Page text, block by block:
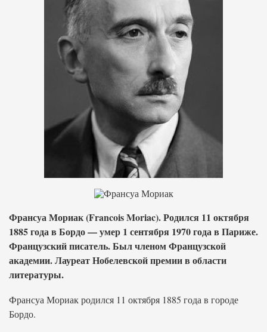
Франсуа Мориак (Francois Moriac). Родился 11 октября
1885 года в Бордо — умер 1 сентября 1970 года в Париже.
Французский писатель. Был членом Французской
академии. Лауреат Нобелевской премии в области
литературы.
Франсуа Мориак родился 11 октября 1885 года в городе
Бордо.